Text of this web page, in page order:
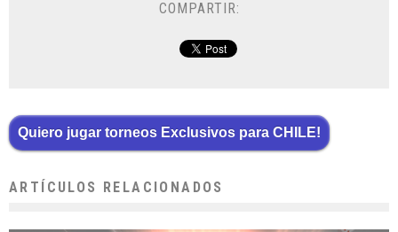
COMPARTIR:
Quiero jugar torneos Exclusivos para CHILE!
ARTÍCULOS RELACIONADOS